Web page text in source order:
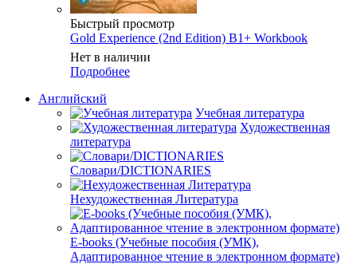
Быстрый просмотр
Gold Experience (2nd Edition) B1+ Workbook
Нет в наличии
Подробнее
Английский
Учебная литература
Художественная
литература
Словари/DICTIONARIES
Нехудожественная Литература
E-books (Учебные пособия (УМК),
Адаптированное чтение в электронном формате)